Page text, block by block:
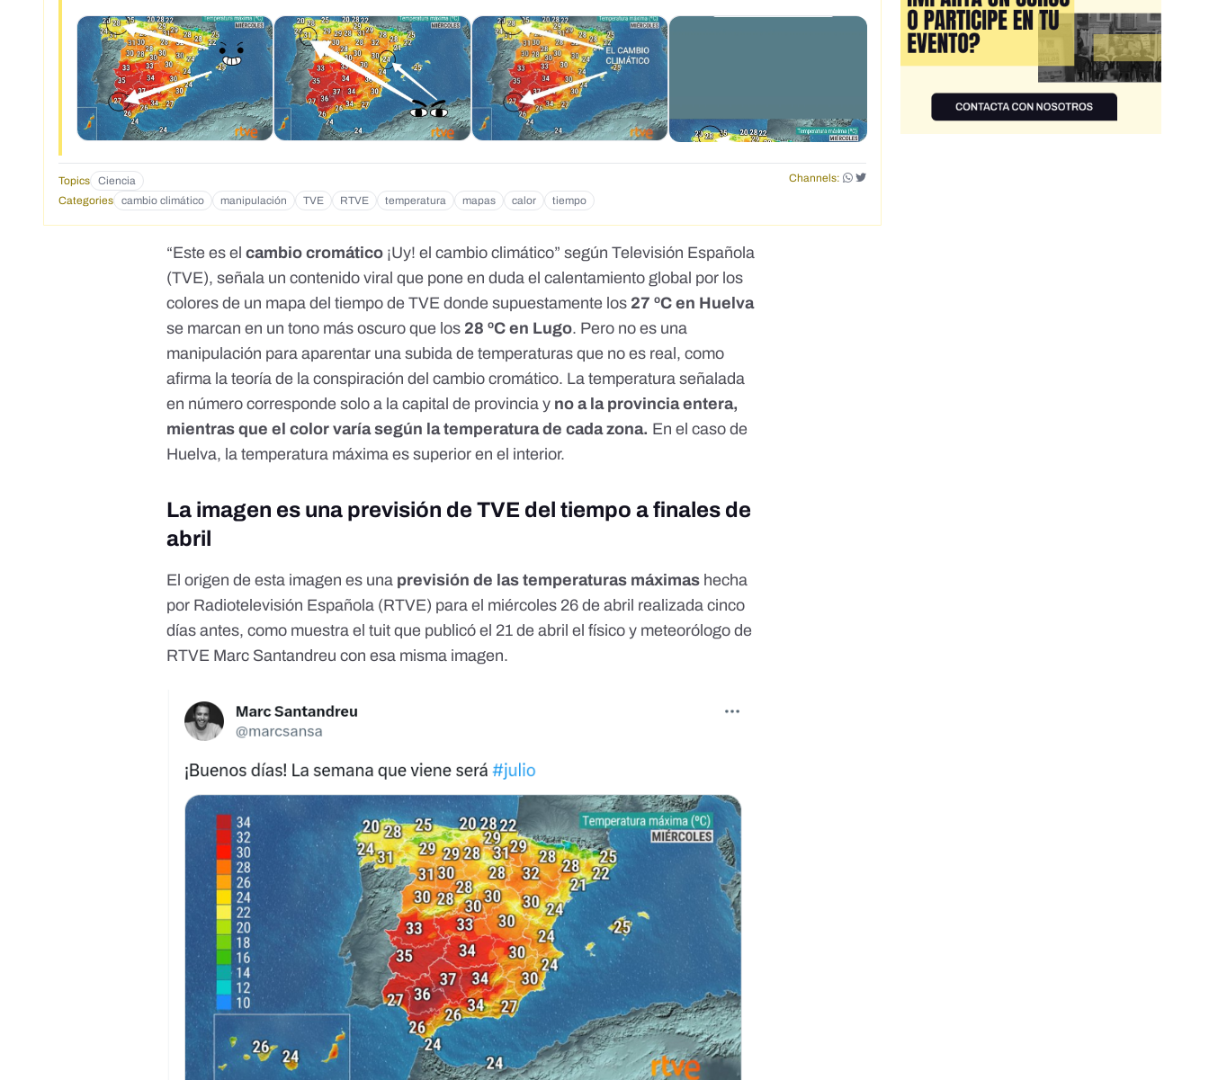
Topics Ciencia
Channels:
Categories
cambio climático manipulación TVE RTVE temperatura mapas calor tiempo
“Este es elcambio cromático ¡Uy! el cambio climático” según Televisión Española
(TVE), señala uncontenido viral que pone en duda el calentamiento global por los
colores de un mapa del tiempo de TVE donde supuestamente los 27 ºC en Huelva
se marcan en un tono más oscuro que los 28 ºC en Lugo. Pero no es una
manipulación para aparentar una subida de temperaturas que no es real, como
afirma la teoría de la conspiración delcambio cromático. La temperatura señalada
en número corresponde solo a la capital de provincia y no a la provincia entera,
mientras que el color varía según la temperatura de cada zona. En el caso de
Huelva, la temperatura máxima es superior en el interior.
La imagen es una previsión de TVE del tiempo a finales de
abril
El origen de esta imagen es una previsión de las temperaturas máximas hecha
por Radiotelevisión Española (RTVE) para el miércoles 26 de abril realizada cinco
días antes, como muestrael tuit que publicó el 21 de abril el físico y meteorólogo de
RTVE Marc Santandreu con esa misma imagen.